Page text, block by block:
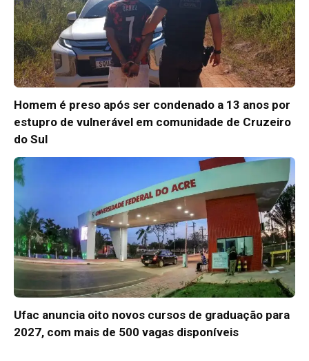
Homem é preso após ser condenado a 13 anos por
estupro de vulnerável em comunidade de Cruzeiro
do Sul
Ufac anuncia oito novos cursos de graduação para
2027, com mais de 500 vagas disponíveis